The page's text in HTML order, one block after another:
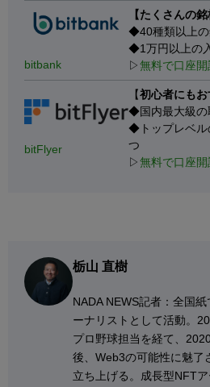
bitbank
【たくさんの
◆40種類以上
◆1万円以上の
▷無料で口座開
bitFlyer
【初心者にもお
◆国内最大級の
◆トップレベル
つ
▷無料で口座開
栃山 直樹
NADA NEWS記者：全国
ーナリストとして活動。
プロ野球担当を経て、
後、Web3の可能性に魅了
立ち上げる。成長型NFT